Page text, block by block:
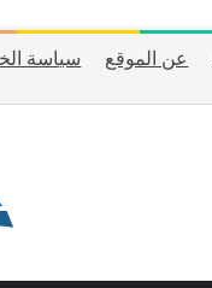
عن الموقع سياسة